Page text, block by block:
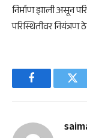
निर्माण झाली असून
परिस्थितीवर
Facebook